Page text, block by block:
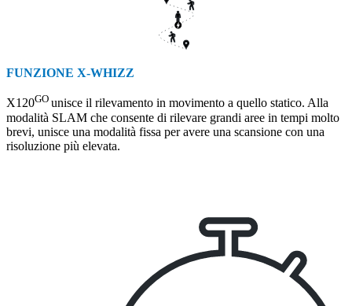
FUNZIONE X-WHIZZ
X120GO unisce il rilevamento in movimento a quello statico. Alla
modalità SLAM che consente di rilevare grandi aree in tempi molto
brevi, unisce una modalità fissa per avere una scansione con una
risoluzione più elevata.